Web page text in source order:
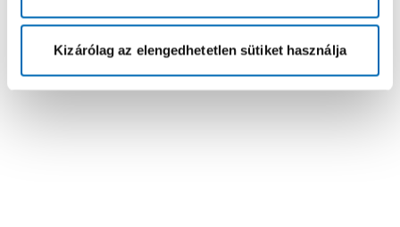
Kizárólag az elengedhetetlen sütiket használja